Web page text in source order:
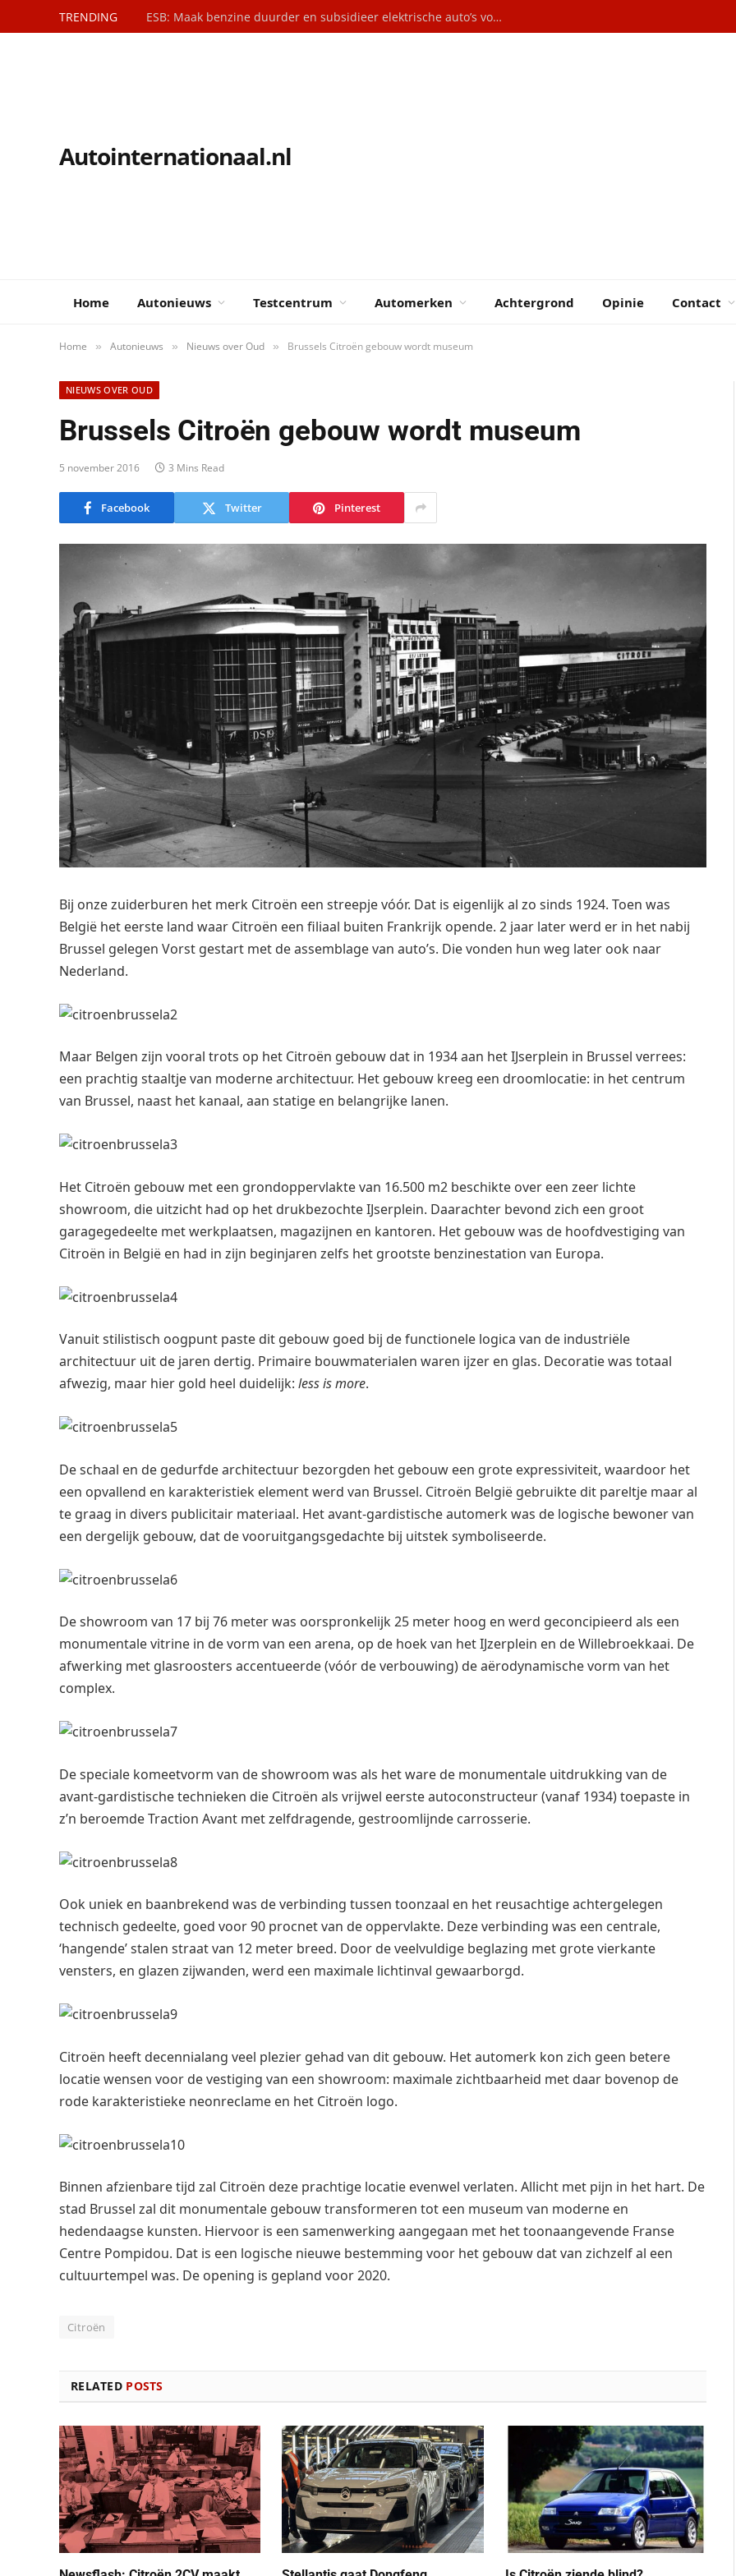
TRENDING ESB: Maak benzine duurder en subsidieer elektrische auto’s voor lage inkomens
Autointernationaal.nl
Home Autonieuws Testcentrum Automerken Achtergrond Opinie Contact
Home » Autonieuws » Nieuws over Oud » Brussels Citroën gebouw wordt museum
NIEUWS OVER OUD
Brussels Citroën gebouw wordt museum
5 november 2016 3 Mins Read
Facebook Twitter Pinterest
Bij onze zuiderburen het merk Citroën een streepje vóór. Dat is eigenlijk al zo sinds 1924. Toen was
België het eerste land waar Citroën een filiaal buiten Frankrijk opende. 2 jaar later werd er in het nabij
Brussel gelegen Vorst gestart met de assemblage van auto’s. Die vonden hun weg later ook naar
Nederland.
Maar Belgen zijn vooral trots op het Citroën gebouw dat in 1934 aan het IJserplein in Brussel verrees:
een prachtig staaltje van moderne architectuur. Het gebouw kreeg een droomlocatie: in het centrum
van Brussel, naast het kanaal, aan statige en belangrijke lanen.
Het Citroën gebouw met een grondoppervlakte van 16.500 m2 beschikte over een zeer lichte
showroom, die uitzicht had op het drukbezochte IJserplein. Daarachter bevond zich een groot
garagegedeelte met werkplaatsen, magazijnen en kantoren. Het gebouw was de hoofdvestiging van
Citroën in België en had in zijn beginjaren zelfs het grootste benzinestation van Europa.
Vanuit stilistisch oogpunt paste dit gebouw goed bij de functionele logica van de industriële
architectuur uit de jaren dertig. Primaire bouwmaterialen waren ijzer en glas. Decoratie was totaal
afwezig, maar hier gold heel duidelijk: less is more.
De schaal en de gedurfde architectuur bezorgden het gebouw een grote expressiviteit, waardoor het
een opvallend en karakteristiek element werd van Brussel. Citroën België gebruikte dit pareltje maar al
te graag in divers publicitair materiaal. Het avant-gardistische automerk was de logische bewoner van
een dergelijk gebouw, dat de vooruitgangsgedachte bij uitstek symboliseerde.
De showroom van 17 bij 76 meter was oorspronkelijk 25 meter hoog en werd geconcipieerd als een
monumentale vitrine in de vorm van een arena, op de hoek van het IJzerplein en de Willebroekkaai. De
afwerking met glasroosters accentueerde (vóór de verbouwing) de aërodynamische vorm van het
complex.
De speciale komeetvorm van de showroom was als het ware de monumentale uitdrukking van de
avant-gardistische technieken die Citroën als vrijwel eerste autoconstructeur (vanaf 1934) toepaste in
z’n beroemde Traction Avant met zelfdragende, gestroomlijnde carrosserie.
Ook uniek en baanbrekend was de verbinding tussen toonzaal en het reusachtige achtergelegen
technisch gedeelte, goed voor 90 procnet van de oppervlakte. Deze verbinding was een centrale,
‘hangende’ stalen straat van 12 meter breed. Door de veelvuldige beglazing met grote vierkante
vensters, en glazen zijwanden, werd een maximale lichtinval gewaarborgd.
Citroën heeft decennialang veel plezier gehad van dit gebouw. Het automerk kon zich geen betere
locatie wensen voor de vestiging van een showroom: maximale zichtbaarheid met daar bovenop de
rode karakteristieke neonreclame en het Citroën logo.
Binnen afzienbare tijd zal Citroën deze prachtige locatie evenwel verlaten. Allicht met pijn in het hart. De
stad Brussel zal dit monumentale gebouw transformeren tot een museum van moderne en
hedendaagse kunsten. Hiervoor is een samenwerking aangegaan met het toonaangevende Franse
Centre Pompidou. Dat is een logische nieuwe bestemming voor het gebouw dat van zichzelf al een
cultuurtempel was. De opening is gepland voor 2020.
Citroën
RELATED POSTS